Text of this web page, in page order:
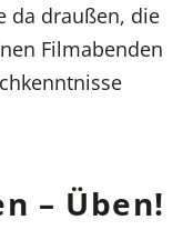
da draußen, die
Filmabenden
– Üben!